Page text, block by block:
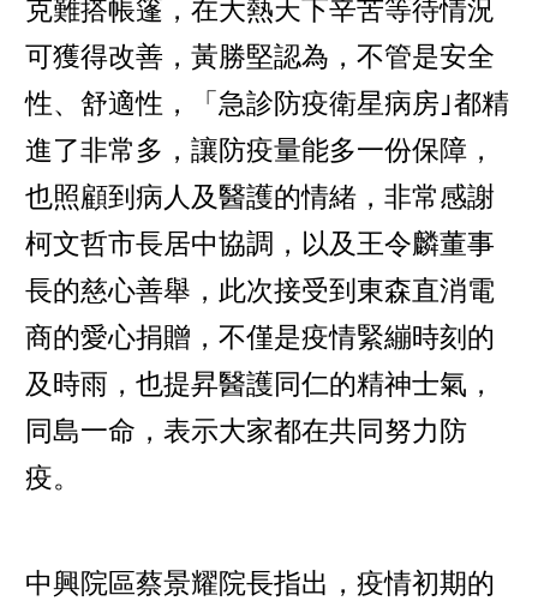
克難搭帳篷，在大熱天下辛苦等待情況
可獲得改善，黃勝堅認為，不管是安全
性、舒適性，「急診防疫衛星病房｣都精
進了非常多，讓防疫量能多一份保障，
也照顧到病人及醫護的情緒，非常感謝
柯文哲市長居中協調，以及王令麟董事
長的慈心善舉，此次接受到東森直消電
商的愛心捐贈，不僅是疫情緊繃時刻的
及時雨，也提昇醫護同仁的精神士氣，
同島一命，表示大家都在共同努力防
疫。
中興院區蔡景耀院長指出，疫情初期的